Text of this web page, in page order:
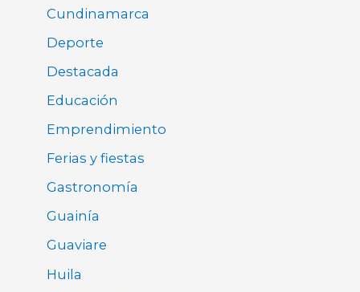
Cundinamarca
Deporte
Destacada
Educación
Emprendimiento
Ferias y fiestas
Gastronomía
Guainía
Guaviare
Huila